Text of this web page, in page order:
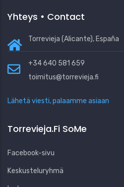
Yhteys • Contact
Torrevieja (Alicante), España
+34 640 581 659
toimitus@torrevieja.fi
Lähetä viesti, palaamme asiaan
Torrevieja.fi SoMe
Facebook-sivu
Keskusteluryhmä